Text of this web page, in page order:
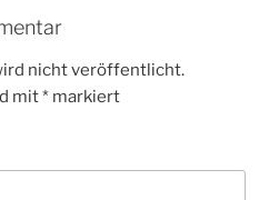
nicht veröffentlicht.
mit* markiert